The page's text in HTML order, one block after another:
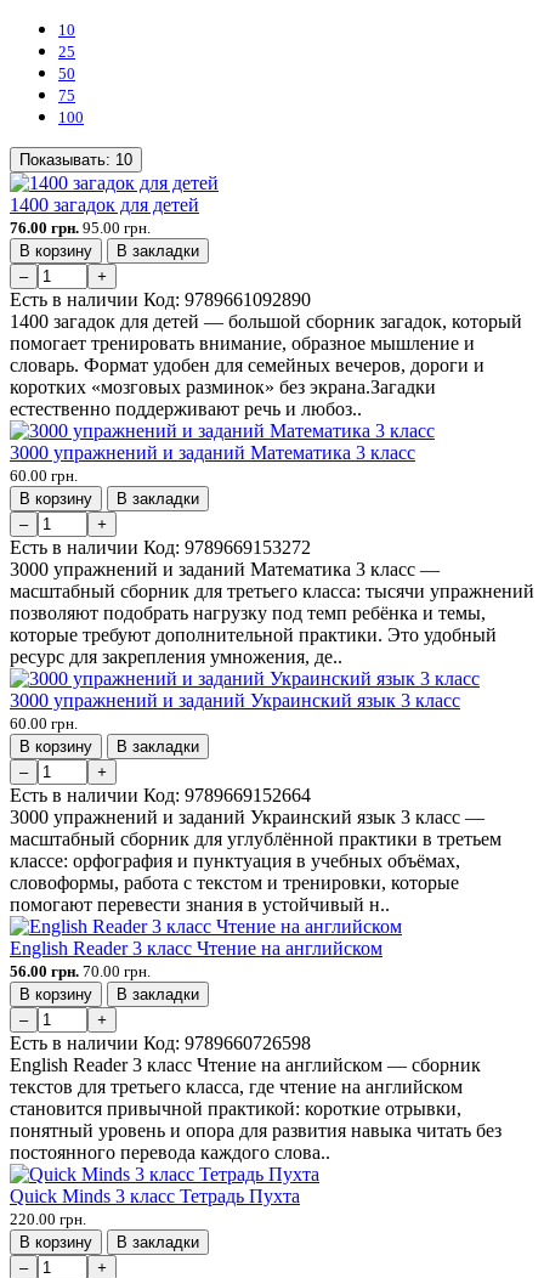
10
25
50
75
100
Показывать: 10
1400 загадок для детей
76.00 грн. 95.00 грн.
В корзину
В закладки
–
+
Есть в наличии Код: 9789661092890
1400 загадок для детей — большой сборник загадок, который
помогает тренировать внимание, образное мышление и
словарь. Формат удобен для семейных вечеров, дороги и
коротких «мозговых разминок» без экрана.Загадки
естественно поддерживают речь и любоз..
3000 упражнений и заданий Математика 3 класс
60.00 грн.
В корзину
В закладки
–
+
Есть в наличии Код: 9789669153272
3000 упражнений и заданий Математика 3 класс —
масштабный сборник для третьего класса: тысячи упражнений
позволяют подобрать нагрузку под темп ребёнка и темы,
которые требуют дополнительной практики. Это удобный
ресурс для закрепления умножения, де..
3000 упражнений и заданий Украинский язык 3 класс
60.00 грн.
В корзину
В закладки
–
+
Есть в наличии Код: 9789669152664
3000 упражнений и заданий Украинский язык 3 класс —
масштабный сборник для углублённой практики в третьем
классе: орфография и пунктуация в учебных объёмах,
словоформы, работа с текстом и тренировки, которые
помогают перевести знания в устойчивый н..
English Reader 3 класс Чтение на английском
56.00 грн. 70.00 грн.
В корзину
В закладки
–
+
Есть в наличии Код: 9789660726598
English Reader 3 класс Чтение на английском — сборник
текстов для третьего класса, где чтение на английском
становится привычной практикой: короткие отрывки,
понятный уровень и опора для развития навыка читать без
постоянного перевода каждого слова..
Quick Minds 3 класс Тетрадь Пухта
220.00 грн.
В корзину
В закладки
–
+